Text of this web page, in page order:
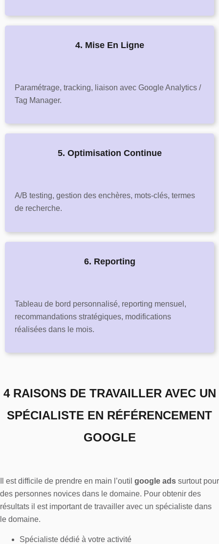
4. Mise En Ligne
Paramétrage, tracking, liaison avec Google Analytics /
Tag Manager.
5. Optimisation Continue
A/B testing, gestion des enchères, mots-clés, termes
de recherche.
6. Reporting
Tableau de bord personnalisé, reporting mensuel,
recommandations stratégiques, modifications
réalisées dans le mois.
4 RAISONS DE TRAVAILLER AVEC UN
SPÉCIALISTE EN RÉFÉRENCEMENT
GOOGLE
Il est difficile de prendre en main l’outil google ads surtout pour
des personnes novices dans le domaine. Pour obtenir des
résultats il est important de travailler avec un spécialiste dans
le domaine.
Spécialiste dédié à votre activité